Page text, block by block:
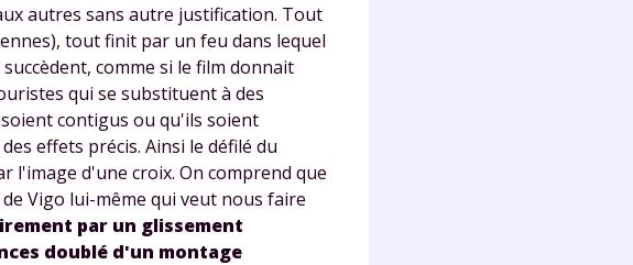
autres sans autre justification. Tout
tout finit par un feu dans lequel
comme si le film donnait
qui se substituent à des
contigus ou qu'ils soient
effets précis. Ainsi le défilé du
l'image d'une croix. On comprend que
Vigo lui-même qui veut nous faire
par un glissement
doublé d'un montage